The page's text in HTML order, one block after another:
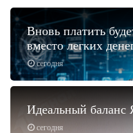
сегодня
Вновь платить
вместо легких
сегодня
Идеальный